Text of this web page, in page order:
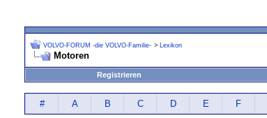
VOLVO-FORUM -die VOLVO-Familie- > Lexikon
Motoren
Registrieren
# A B C D E F